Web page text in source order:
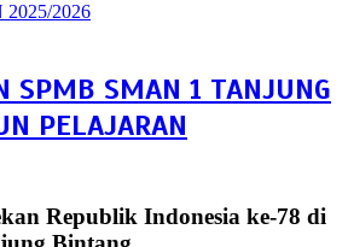
SPMB SMAN 1 TANJUNG
PELAJARAN
Republik Indonesia ke-78 di